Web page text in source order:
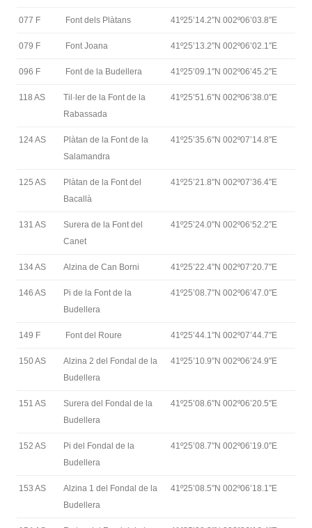
077 F Font dels Plàtans 41º25’14.2″N 002º06’03.8″E
079 F Font Joana 41º25’13.2″N 002º06’02.1″E
096 F Font de la Budellera 41º25’09.1″N 002º06’45.2″E
118 AS
Til·ler de la Font de la
Rabassada
41º25’51.6″N 002º06’38.0″E
124 AS
Plàtan de la Font de la
Salamandra
41º25’35.6″N 002º07’14.8″E
125 AS
Plàtan de la Font del
Bacallà
41º25’21.8″N 002º07’36.4″E
131 AS
Surera de la Font del
Canet
41º25’24.0″N 002º06’52.2″E
134 AS Alzina de Can Borni 41º25’22.4″N 002º07’20.7″E
146 AS
Pi de la Font de la
Budellera
41º25’08.7″N 002º06’47.0″E
149 F Font del Roure 41º25’44.1″N 002º07’44.7″E
150 AS
Alzina 2 del Fondal de la
Budellera
41º25’10.9″N 002º06’24.9″E
151 AS
Surera del Fondal de la
Budellera
41º25’08.6″N 002º06’20.5″E
152 AS
Pi del Fondal de la
Budellera
41º25’08.7″N 002º06’19.0″E
153 AS
Alzina 1 del Fondal de la
Budellera
41º25’08.5″N 002º06’18.1″E